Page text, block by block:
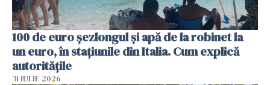
100 de euro șezlongul și apă de la robinet la
un euro, în stațiunile din Italia. Cum explică
autoritățile
31 IULIE 2026